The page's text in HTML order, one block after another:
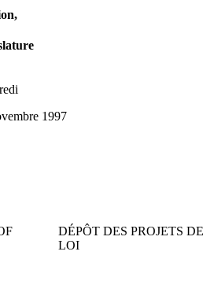
1997
DÉPÔT DES PROJETS DE
LOI